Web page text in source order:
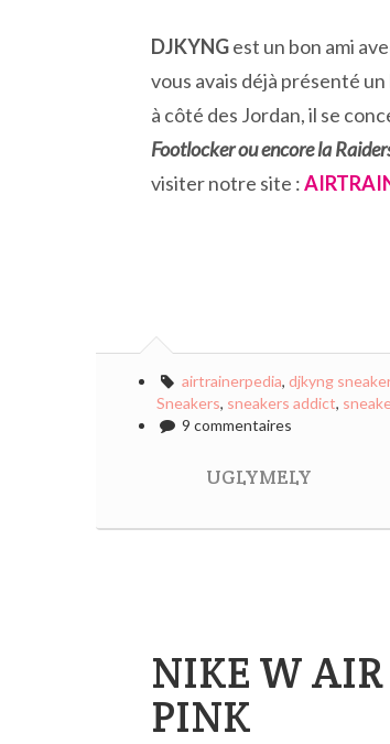
DJKYNGest un bon ami
vous avais déjà présenté
à côté des Jordan, il se
Footlocker ou encore la
visiter notre site :
airtrainerpedia, djkyng
Sneakers, sneakers addict,
9 commentaires
UGLYMELY
NIKE W AIR
PINK